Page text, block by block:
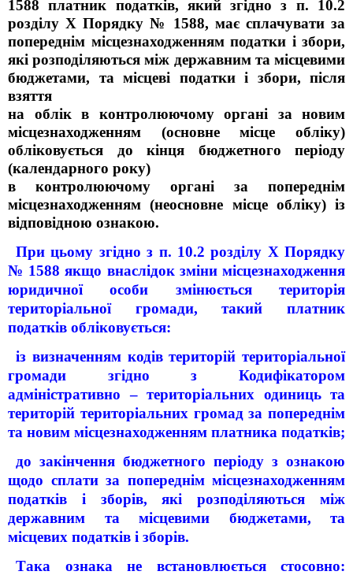
1588 платник податків, який згідно з п. 10.2
розділу Х Порядку № 1588, має сплачувати за
попереднім місцезнаходженням податки і збори,
які розподіляються між державним та місцевими
бюджетами, та місцеві податки і збори, після
взяття
на облік в контролюючому органі за новим
місцезнаходженням (основне місце обліку)
обліковується до кінця бюджетного періоду
(календарного року)
в контролюючому органі за попереднім
місцезнаходженням (неосновне місце обліку) із
відповідною ознакою.
При цьому згідно з п. 10.2 розділу Х Порядку
№ 1588 якщо внаслідок зміни місцезнаходження
юридичної особи змінюється територія
територіальної громади, такий платник
податків обліковується:
із визначенням кодів територій територіальної
громади згідно з Кодифікатором
адміністративно – територіальних одиниць та
територій територіальних громад за попереднім
та новим місцезнаходженням платника податків;
до закінчення бюджетного періоду з ознакою
щодо сплати за попереднім місцезнаходженням
податків і зборів, які розподіляються між
державним та місцевими бюджетами, та
місцевих податків і зборів.
Така ознака не встановлюється стосовно: